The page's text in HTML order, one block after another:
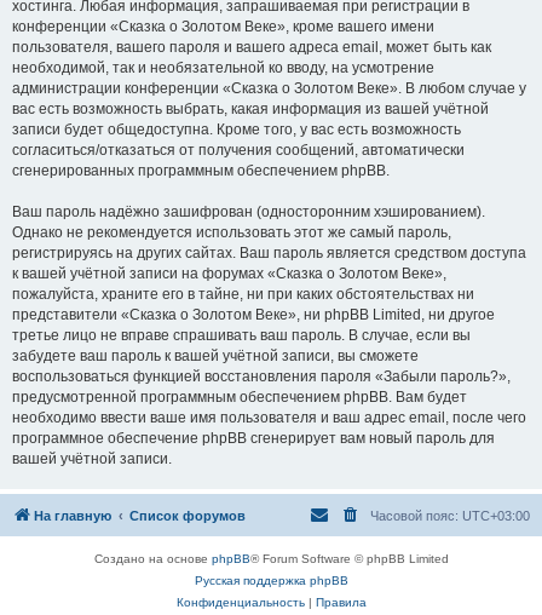
хостинга. Любая информация, запрашиваемая при регистрации в
конференции «Сказка о Золотом Веке», кроме вашего имени
пользователя, вашего пароля и вашего адреса email, может быть как
необходимой, так и необязательной ко вводу, на усмотрение
администрации конференции «Сказка о Золотом Веке». В любом случае у
вас есть возможность выбрать, какая информация из вашей учётной
записи будет общедоступна. Кроме того, у вас есть возможность
согласиться/отказаться от получения сообщений, автоматически
сгенерированных программным обеспечением phpBB.
Ваш пароль надёжно зашифрован (односторонним хэшированием).
Однако не рекомендуется использовать этот же самый пароль,
регистрируясь на других сайтах. Ваш пароль является средством доступа
к вашей учётной записи на форумах «Сказка о Золотом Веке»,
пожалуйста, храните его в тайне, ни при каких обстоятельствах ни
представители «Сказка о Золотом Веке», ни phpBB Limited, ни другое
третье лицо не вправе спрашивать ваш пароль. В случае, если вы
забудете ваш пароль к вашей учётной записи, вы сможете
воспользоваться функцией восстановления пароля «Забыли пароль?»,
предусмотренной программным обеспечением phpBB. Вам будет
необходимо ввести ваше имя пользователя и ваш адрес email, после чего
программное обеспечение phpBB сгенерирует вам новый пароль для
вашей учётной записи.
На главную Список форумов Часовой пояс: UTC+03:00
Создано на основе phpBB® Forum Software © phpBB Limited
Русская поддержка phpBB
Конфиденциальность| Правила